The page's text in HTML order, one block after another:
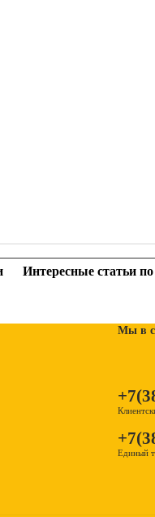
Интересные статьи
Мы в
Единый